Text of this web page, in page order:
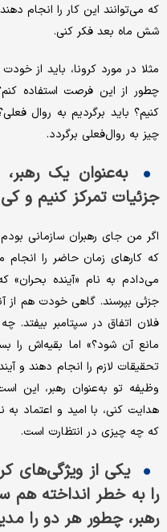
که می‌توانند این کار را انجام
شش ماه بعد فکر کنی.
مثلا در مورد کرونا، باید از
چطور از این فرصت استفاده
کنیم؟ باید برگردیم به روال
چیز به روال‌فعلی برگردد.
به‌عنوان یک
جزئیات تمرکز کنیم و
اگر من جای رهبران سازمانی
که کارهای زمان حاضر را
می‌دادم به نام «آینده بحران»
جزئی بپرسند. گاهی خودت هم از
فلان اتفاق در سپتامبر
مانع آن شود؟» اما بقیه‌اش را
تحقیقات لازم را انجام دهند و
وظیفه تو به‌عنوان رهبر، این
هدایت کنی، با امید و اعتماد
که چه چیزی در انتظارت است.
یکی از ویژگی‌های
را به خطر انداخته هم
رهبر، چطور هر دو را